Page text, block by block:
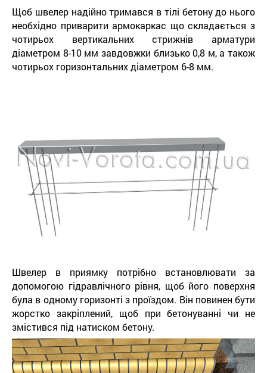
Щоб швелер надійно тримався в тілі бетону до нього
необхідно приварити армокаркас що складається з
чотирьох вертикальних стрижнів арматури
діаметром 8-10 мм завдовжки близько 0,8 м, а також
чотирьох горизонтальних діаметром 6-8 мм.
Швелер в приямку потрібно встановлювати за
допомогою гідравлічного рівня, щоб його поверхня
була в одному горизонті з проїздом. Він повинен бути
жорстко закріплений, щоб при бетонуванні чи не
змістився під натиском бетону.